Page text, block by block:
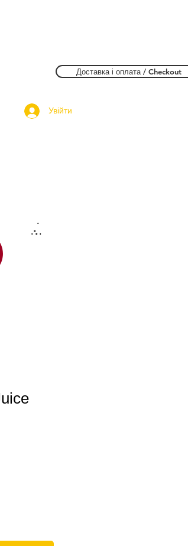
Доставка і оплата / Checkout
Увійти
.
.
....
.